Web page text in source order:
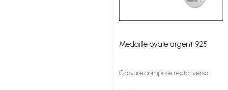
Médaille ovale argent 925
Gravure comprise recto-verso